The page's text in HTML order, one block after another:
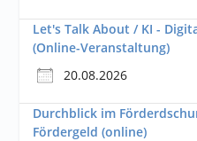
Let's Talk About / KI -
(Online-Veranstaltung)
20.08.2026
Durchblick im
Fördergeld (online)